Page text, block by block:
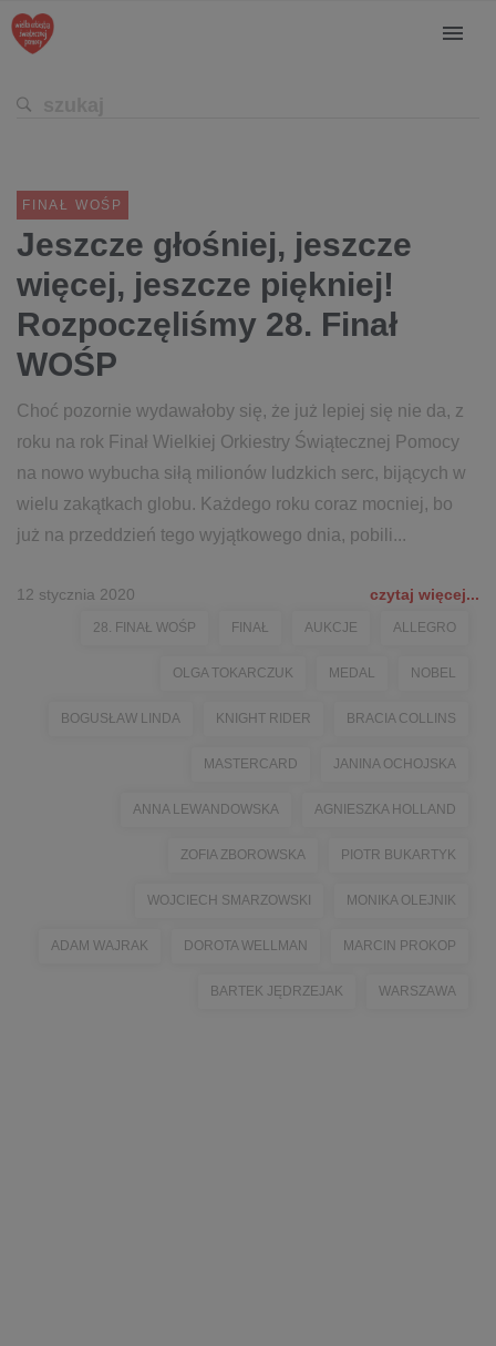
FINAŁ WOŚP
Jeszcze głośniej, jeszcze
więcej, jeszcze piękniej!
Rozpoczęliśmy 28. Finał
WOŚP
Choć pozornie wydawałoby się, że już lepiej się nie da, z
roku na rok Finał Wielkiej Orkiestry Świątecznej Pomocy
na nowo wybucha siłą milionów ludzkich serc, bijących w
wielu zakątkach globu. Każdego roku coraz mocniej, bo
już na przeddzień tego wyjątkowego dnia, pobili...
12 stycznia 2020 czytaj więcej...
28. FINAŁ WOŚP FINAŁ AUKCJE ALLEGRO
OLGA TOKARCZUK MEDAL NOBEL
BOGUSŁAW LINDA KNIGHT RIDER BRACIA COLLINS
MASTERCARD JANINA OCHOJSKA
ANNA LEWANDOWSKA AGNIESZKA HOLLAND
ZOFIA ZBOROWSKA PIOTR BUKARTYK
WOJCIECH SMARZOWSKI MONIKA OLEJNIK
ADAM WAJRAK DOROTA WELLMAN MARCIN PROKOP
BARTEK JĘDRZEJAK WARSZAWA